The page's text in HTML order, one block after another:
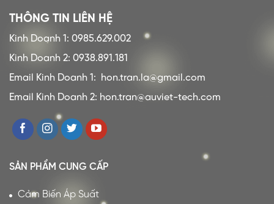
THÔNG TIN LIÊN HỆ
Kinh Doanh 1: 0985.629.002
Kinh Doanh 2: 0938.891.181
Email Kinh Doanh 1:
hon.tran.la@gmail.com
Email Kinh Doanh 2: hon.tran@auviet-tech.com
SẢN PHẨM CUNG CẤP
Cảm Biến Áp Suất